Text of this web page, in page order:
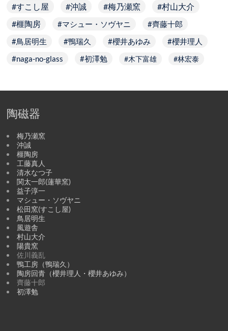
すこし屋
沖誠 梅乃瀬窯 村山大介
榧陶房 マシュー・ソヴヤニ
齊藤十郎
鳥居明生
鴨瑞久 櫻井あゆみ
櫻井理人
naga-no-glass
初澤勉 木下富雄 林宏泰
陶磁器
梅乃瀬窯
沖誠
榧陶房
工藤真人
清水なつ子
関太一郎(蓮華窯)
益子淳一
マシュー・ソヴヤニ
松田窯(すこし屋)
鳥居明生
風遊舎
村山大介
陽貴窯
佐川義乱
鴨工房（鴨瑞久）
陶房回青（櫻井理人・櫻井あゆみ）
齊藤十郎
初澤勉